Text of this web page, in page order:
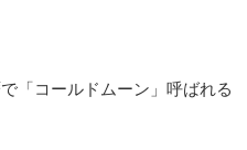
「コールドムーン」呼ばれる